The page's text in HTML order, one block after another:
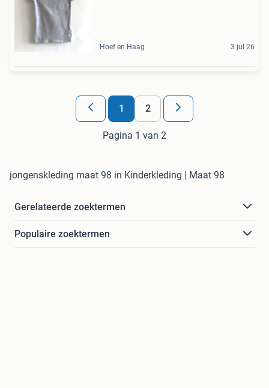
Hoef en Haag 3 jul 26
1 2
Pagina 1 van 2
jongenskleding maat 98 in Kinderkleding | Maat 98
Gerelateerde zoektermen
Populaire zoektermen